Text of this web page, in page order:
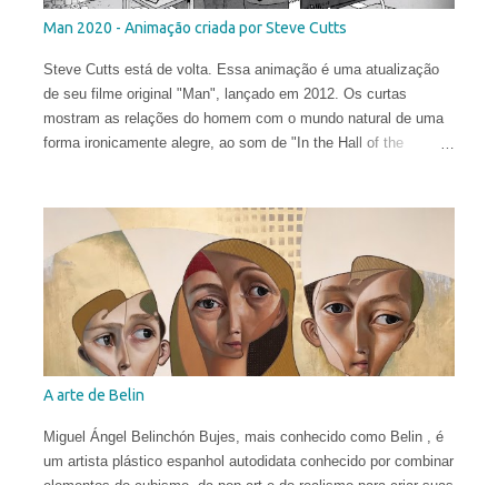
Man 2020 - Animação criada por Steve Cutts
Steve Cutts está de volta. Essa animação é uma atualização
de seu filme original "Man", lançado em 2012. Os curtas
mostram as relações do homem com o mundo natural de uma
forma ironicamente alegre, ao som de "In the Hall of the
A arte de Belin
Miguel Ángel Belinchón Bujes, mais conhecido como Belin , é
um artista plástico espanhol autodidata conhecido por combinar